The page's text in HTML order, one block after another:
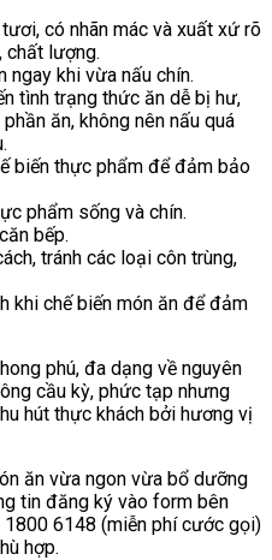
có nhãn mác và xuất xứ rõ
chất lượng.
ngay khi vừa nấu chín.
tình trạng thức ăn dễ bị hư,
ăn, không nên nấu quá
biến thực phẩm để đảm bảo
phẩm sống và chín.
bếp.
tránh các loại côn trùng,
khi chế biến món ăn để đảm
phú, đa dạng về nguyên
cầu kỳ, phức tạp nhưng
hút thực khách bởi hương vị
ăn vừa ngon vừa bổ dưỡng
tin đăng ký vào form bên
6148 (miễn phí cước gọi)
hợp.